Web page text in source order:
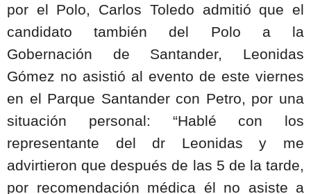
por el Polo, Carlos Toledo admitió que el
candidato también del Polo a la
Gobernación de Santander, Leonidas
Gómez no asistió al evento de este viernes
en el Parque Santander con Petro, por una
situación personal: “Hablé con los
representante del dr Leonidas y me
advirtieron que después de las 5 de la tarde,
por recomendación médica él no asiste a